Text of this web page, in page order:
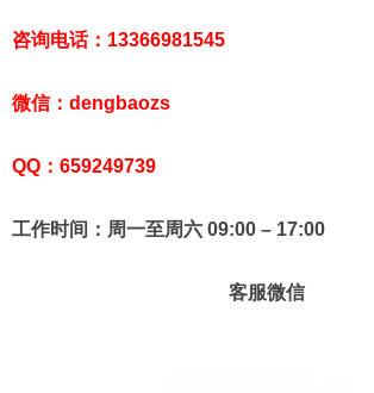
咨询电话：13366981545
微信：dengbaozs
QQ：659249739
工作时间：周一至周六 09:00 – 17:00
客服微信